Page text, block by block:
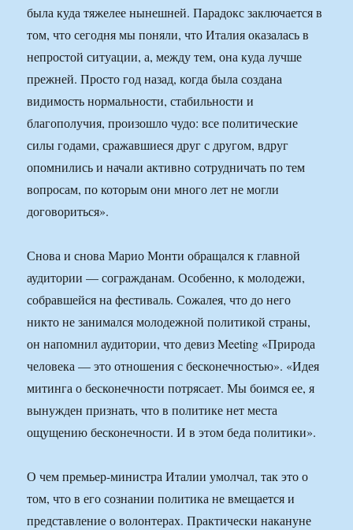
была куда тяжелее нынешней. Парадокс заключается в
том, что сегодня мы поняли, что Италия оказалась в
непростой ситуации, а, между тем, она куда лучше
прежней. Просто год назад, когда была создана
видимость нормальности, стабильности и
благополучия, произошло чудо: все политические
силы годами, сражавшиеся друг с другом, вдруг
опомнились и начали активно сотрудничать по тем
вопросам, по которым они много лет не могли
договориться».
Снова и снова Марио Монти обращался к главной
аудитории — согражданам. Особенно, к молодежи,
собравшейся на фестиваль. Сожалея, что до него
никто не занимался молодежной политикой страны,
он напомнил аудитории, что девиз Meeting «Природа
человека — это отношения с бесконечностью». «Идея
митинга о бесконечности потрясает. Мы боимся ее, я
вынужден признать, что в политике нет места
ощущению бесконечности. И в этом беда политики».
О чем премьер-министра Италии умолчал, так это о
том, что в его сознании политика не вмещается и
представление о волонтерах. Практически накануне